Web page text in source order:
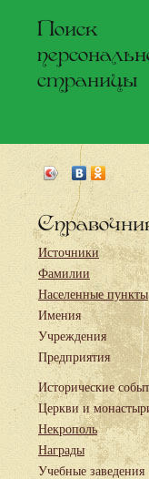
Поиск
страницы
Источники
Фамилии
Населенные пункты
Имения
Учреждения
Предприятия
Исторические
Церкви и
Некрополь
Награды
Учебные заведения